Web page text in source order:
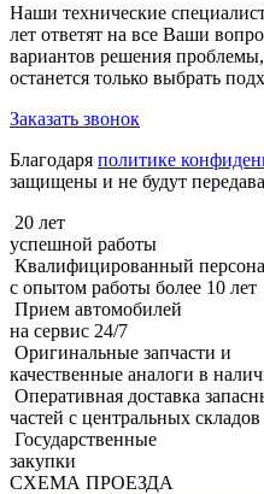
Наши технические
лет ответят на все Ваши
вариантов решения
останется только выбрать
Заказать звонок
Благодаря политике
защищены и не будут
20 лет
успешной работы
Квалифицированный
с опытом работы более 10 лет
Прием автомобилей
на сервис 24/7
Оригинальные запчасти и
качественные аналоги в
Оперативная доставка
частей с центральных складов
Государственные
закупки
СХЕМА ПРОЕЗДА